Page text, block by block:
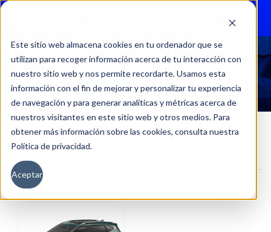
Este sitio web almacena cookies en tu ordenador que se
utilizan para recoger información acerca de tu interacción con
nuestro sitio web y nos permite recordarte. Usamos esta
información con el fin de mejorar y personalizar tu experiencia
de navegación y para generar analíticas y métricas acerca de
nuestros visitantes en este sitio web y otros medios. Para
obtener más información sobre las cookies, consulta nuestra
Política de privacidad.
Aceptar
SELTOS LX 1.5L 6MT PLUS
Inicio Versión del producto
Filtros